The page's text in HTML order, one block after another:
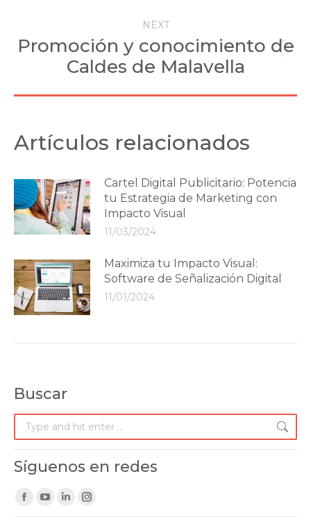
NEXT
Next
post:
Promoción y conocimiento de
Caldes de Malavella
Artículos relacionados
Cartel Digital Publicitario: Potencia
tu Estrategia de Marketing con
Impacto Visual
11/03/2024
Maximiza tu Impacto Visual:
Software de Señalización Digital
11/01/2024
Buscar
Search:
Síguenos en redes
Find us on:
FacebookYouTubeLinkedinInstagram